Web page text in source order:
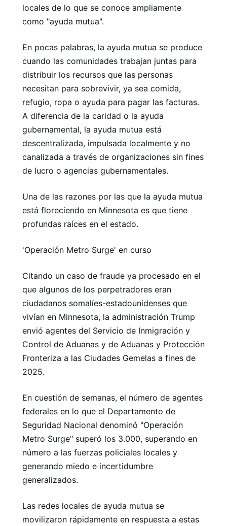
locales de lo que se conoce ampliamente
como "ayuda mutua".
En pocas palabras, la ayuda mutua se produce
cuando las comunidades trabajan juntas para
distribuir los recursos que las personas
necesitan para sobrevivir, ya sea comida,
refugio, ropa o ayuda para pagar las facturas.
A diferencia de la caridad o la ayuda
gubernamental, la ayuda mutua está
descentralizada, impulsada localmente y no
canalizada a través de organizaciones sin fines
de lucro o agencias gubernamentales.
Una de las razones por las que la ayuda mutua
está floreciendo en Minnesota es que tiene
profundas raíces en el estado.
'Operación Metro Surge' en curso
Citando un caso de fraude ya procesado en el
que algunos de los perpetradores eran
ciudadanos somalíes-estadounidenses que
vivían en Minnesota, la administración Trump
envió agentes del Servicio de Inmigración y
Control de Aduanas y de Aduanas y Protección
Fronteriza a las Ciudades Gemelas a fines de
2025.
En cuestión de semanas, el número de agentes
federales en lo que el Departamento de
Seguridad Nacional denominó "Operación
Metro Surge" superó los 3.000, superando en
número a las fuerzas policiales locales y
generando miedo e incertidumbre
generalizados.
Las redes locales de ayuda mutua se
movilizaron rápidamente en respuesta a estas